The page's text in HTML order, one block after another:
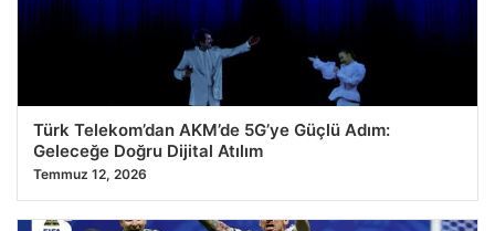
Türk Telekom’dan AKM’de 5G’ye Güçlü Adım:
Geleceğe Doğru Dijital Atılım
Temmuz 12, 2026